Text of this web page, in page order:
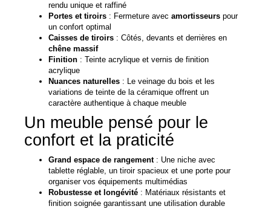
rendu unique et raffiné
Portes et tiroirs : Fermeture avec amortisseurs pour
un confort optimal
Caisses de tiroirs : Côtés, devants et derrières en
chêne massif
Finition : Teinte acrylique et vernis de finition
acrylique
Nuances naturelles : Le veinage du bois et les
variations de teinte de la céramique offrent un
caractère authentique à chaque meuble
Un meuble pensé pour le
confort et la praticité
Grand espace de rangement: Une niche avec
tablette réglable, un tiroir spacieux et une porte pour
organiser vos équipements multimédias
Robustesse et longévité : Matériaux résistants et
finition soignée garantissant une utilisation durable